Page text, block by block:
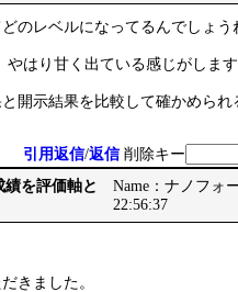
のレベルになってるんでしょう
はり甘く出ている感じがします
開示結果を比較して確かめら
引用返信/返信 削除キー
を評価軸と
Name：ナノフォ
22:56:37
きました。